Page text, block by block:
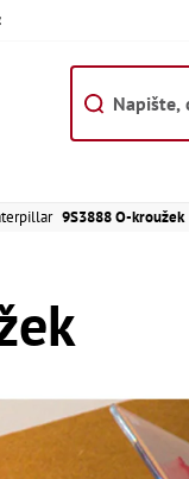
9S3888 O-kroužek